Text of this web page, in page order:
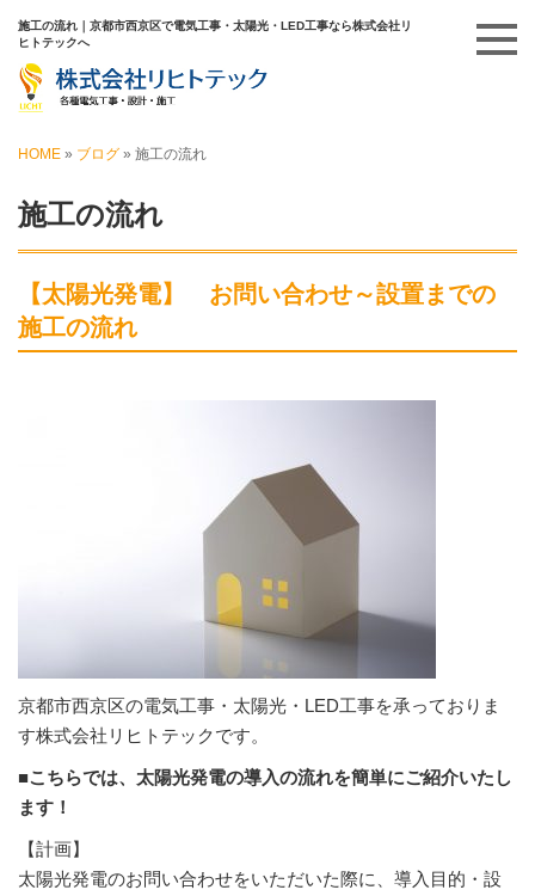
施工の流れ｜京都市西京区で電気工事・太陽光・LED工事なら株式会社リ
ヒトテックへ
HOME » ブログ » 施工の流れ
施工の流れ
【太陽光発電】 お問い合わせ～設置までの
施工の流れ
京都市西京区の電気工事・太陽光・LED工事を承っておりま
す株式会社リヒトテックです。
■こちらでは、太陽光発電の導入の流れを簡単にご紹介いたし
ます！
【計画】
太陽光発電のお問い合わせをいただいた際に、導入目的・設